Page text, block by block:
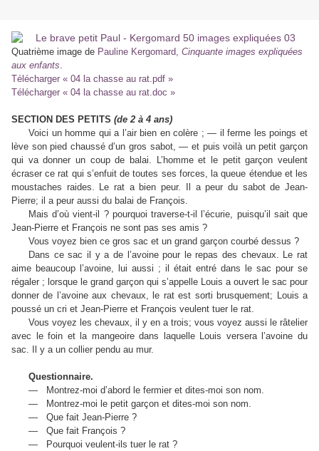
Quatrième image de Pauline Kergomard, Cinquante images expliquées
aux enfants.
Télécharger « 04 la chasse au rat.pdf »
Télécharger « 04 la chasse au rat.doc »
SECTION DES PETITS (de 2 à 4 ans)
Voici un homme qui a l’air bien en colère ; — il ferme les poings et
lève son pied chaussé d’un gros sabot, — et puis voilà un petit garçon
qui va donner un coup de balai. L’homme et le petit garçon veulent
écraser ce rat qui s’enfuit de toutes ses forces, la queue étendue et les
moustaches raides. Le rat a bien peur. Il a peur du sabot de Jean-
Pierre; il a peur aussi du balai de François.
Mais d’où vient-il ? pourquoi traverse-t-il l’écurie, puisqu’il sait que
Jean-Pierre et François ne sont pas ses amis ?
Vous voyez bien ce gros sac et un grand garçon courbé dessus ?
Dans ce sac il y a de l’avoine pour le repas des chevaux. Le rat
aime beaucoup l’avoine, lui aussi ; il était entré dans le sac pour se
régaler ; lorsque le grand garçon qui s’appelle Louis a ouvert le sac pour
donner de l’avoine aux chevaux, le rat est sorti brusquement; Louis a
poussé un cri et Jean-Pierre et François veulent tuer le rat.
Vous voyez les chevaux, il y en a trois; vous voyez aussi le râtelier
avec le foin et la mangeoire dans laquelle Louis versera l’avoine du
sac. Il y a un collier pendu au mur.
Questionnaire.
—
Montrez-moi d’abord le fermier et dites-moi son nom.
—
Montrez-moi le petit garçon et dites-moi son nom.
—
Que fait Jean-Pierre ?
—
Que fait François ?
—
Pourquoi veulent-ils tuer le rat ?